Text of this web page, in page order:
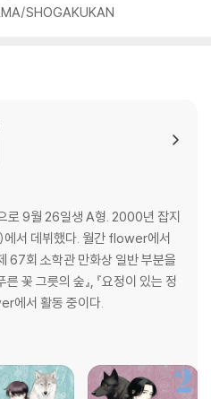
SHOGAKUKAN
로 9월 26일생 A형. 2000년 잡지
서 데뷔했다. 월간 flower에서
67회 소학관 만화상 일반 부분을
꽃 그릇의 숲』, 『요정이 있는 정
에서 활동 중이다.